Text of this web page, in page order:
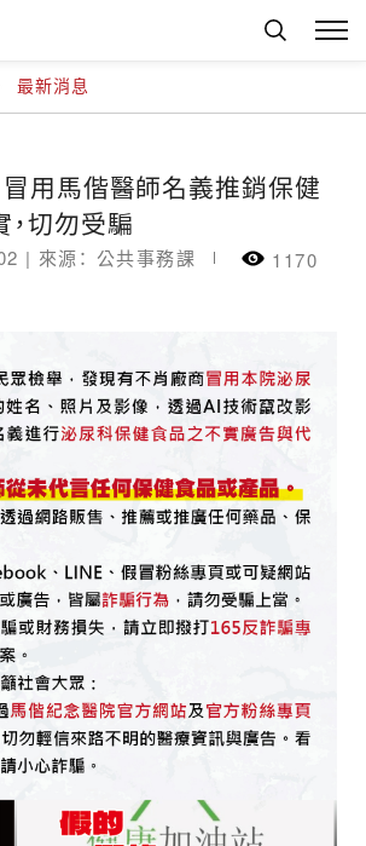
最新消息
冒用馬偕醫師名義推銷保健
切勿受騙
| 來源： 公共事務課 1170